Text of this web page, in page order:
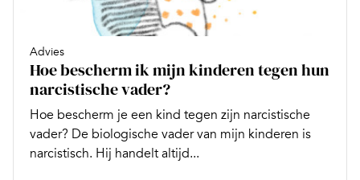
Advies
Hoe bescherm ik mijn kinderen tegen hun
narcistische vader?
Hoe bescherm je een kind tegen zijn narcistische
vader? De biologische vader van mijn kinderen is
narcistisch. Hij handelt altijd...